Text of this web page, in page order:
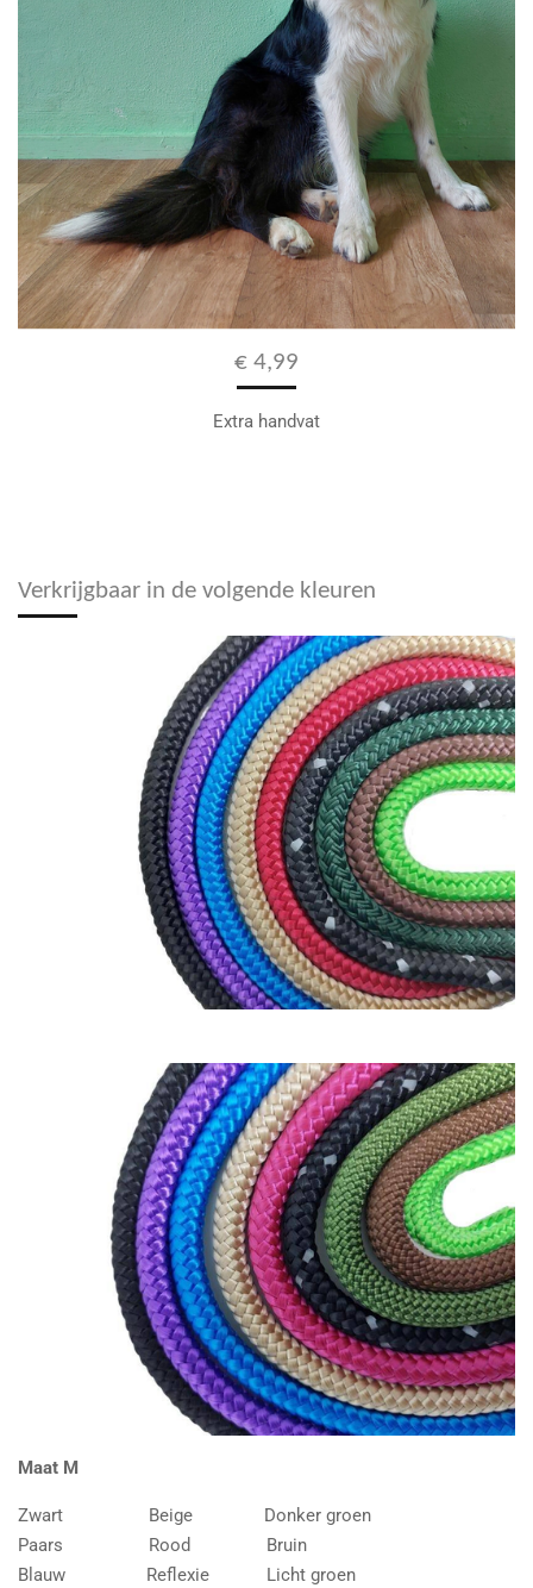
€ 4,99
Extra handvat
Verkrijgbaar in de volgende kleuren
Maat M
Zwart Beige Donker groen
Paars Rood Bruin
Blauw Reflexie Licht groen